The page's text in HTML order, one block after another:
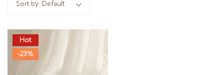
Sort by: Default
Hot
-23%